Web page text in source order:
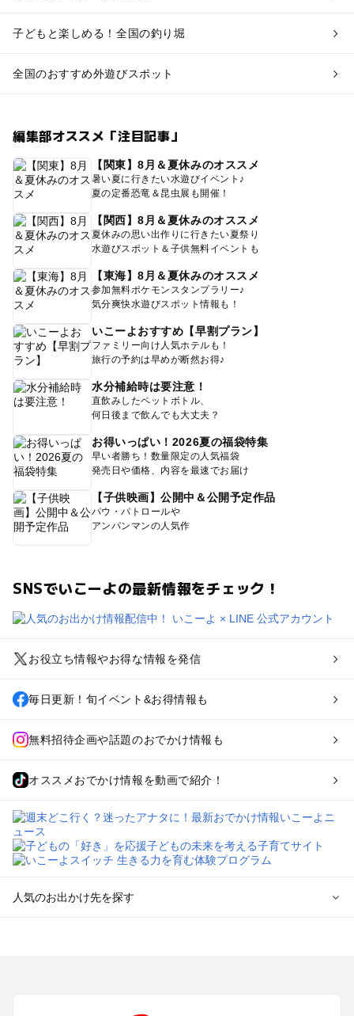
子どもと楽しめる！全国の釣り堀
全国のおすすめ外遊びスポット
編集部オススメ「注目記事」
【関東】8月＆夏休みのオススメ
暑い夏に行きたい水遊びイベント♪
夏の定番恐竜＆昆虫展も開催！
【関西】8月＆夏休みのオススメ
夏休みの思い出作りに行きたい夏祭り
水遊びスポット＆子供無料イベントも
【東海】8月＆夏休みのオススメ
参加無料ポケモンスタンプラリー♪
気分爽快水遊びスポット情報も！
いこーよおすすめ【早割プラン】
ファミリー向け人気ホテルも！
旅行の予約は早めが断然お得♪
水分補給時は要注意！
直飲みしたペットボトル、
何日後まで飲んでも大丈夫？
お得いっぱい！2026夏の福袋特集
早い者勝ち！数量限定の人気福袋
発売日や価格、内容を最速でお届け
【子供映画】公開中＆公開予定作品
パウ・パトロールや
アンパンマンの人気作
SNSでいこーよの最新情報をチェック！
お役立ち情報やお得な情報を発信
毎日更新！旬イベント&お得情報も
無料招待企画や話題のおでかけ情報も
オススメおでかけ情報を動画で紹介！
人気のお出かけ先を探す